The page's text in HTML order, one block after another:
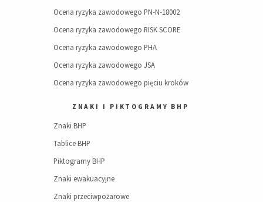
Ocena ryzyka zawodowego PN-N-18002
Ocena ryzyka zawodowego RISK SCORE
Ocena ryzyka zawodowego PHA
Ocena ryzyka zawodowego JSA
Ocena ryzyka zawodowego pięciu kroków
ZNAKI I PIKTOGRAMY BHP
Znaki BHP
Tablice BHP
Piktogramy BHP
Znaki ewakuacyjne
Znaki przeciwpożarowe